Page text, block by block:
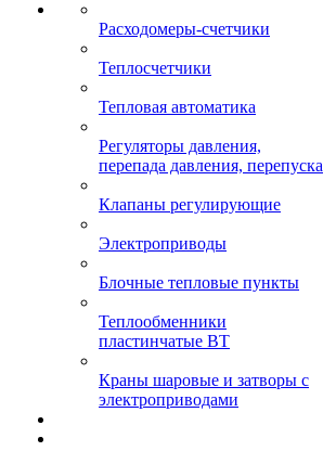
Расходомеры-счетчики
Теплосчетчики
Тепловая автоматика
Регуляторы давления,
перепада давления, перепуска
Клапаны регулирующие
Электроприводы
Блочные тепловые пункты
Теплообменники
пластинчатые ВТ
Краны шаровые и затворы с
электроприводами